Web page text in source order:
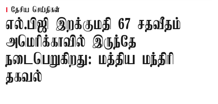
தேசிய செய்திகள்
எல்.பிஜி இறக்குமதி 67 சதவீதம்
அமெரிக்காவில் இருந்தே
நடைபெறுகிறது: மத்திய மந்திரி
தகவல்